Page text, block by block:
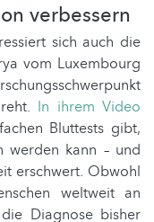
verbessern
sich auch die
vom Luxembourg
In ihrem Video
Bluttests gibt,
werden kann – und
erschwert. Obwohl
weltweit an
Diagnose bisher